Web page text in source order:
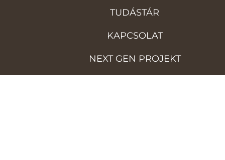
TUDÁSTÁR
KAPCSOLAT
NEXT GEN PROJEKT